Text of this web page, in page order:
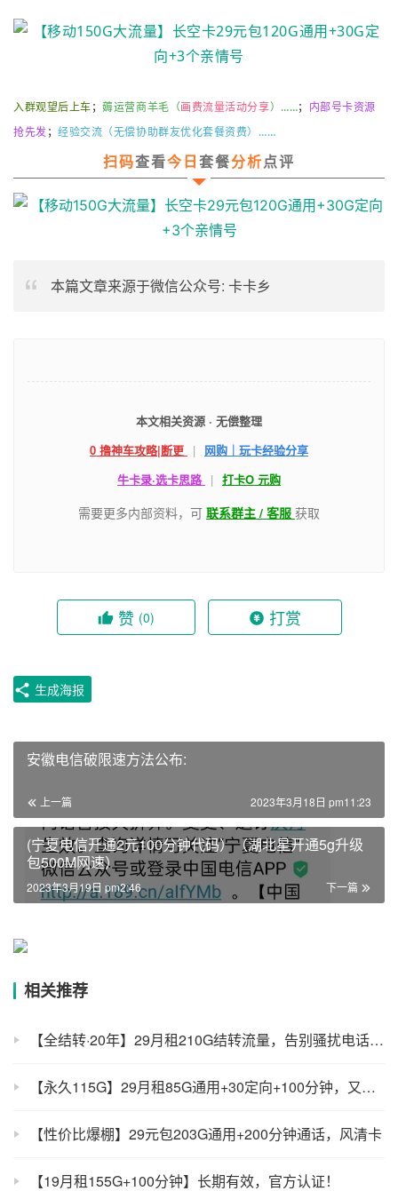
入群观望后上车；薅运营商羊毛（画费流量活动分享）……； 内部号卡资源
抢先发；经验交流 （无偿协助群友优化套餐资费）……
扫码查看今日套餐分析点评
本篇文章来源于微信公众号: 卡卡乡
本文相关资源 · 无偿整理
0 撸神车攻略|断更 |
网购｜玩卡经验分享
牛卡录·选卡思路 | 打卡O 元购
需要更多内部资料，可 联系群主 / 客服 获取
赞 (0) 打赏
生成海报
安徽电信破限速方法公布:
上一篇 2023年3月18日 pm11:23
(宁夏电信开通2元100分钟代码）（湖北星开通5g升级
包500M网速）
下一篇
2023年3月19日 pm2:46
相关推荐
【全结转·20年】29月租210G结转流量，告别骚扰电话，每月还可-6月租！
【永久115G】29月租85G通用+30定向+100分钟，又一个长期套餐
【性价比爆棚】29元包203G通用+200分钟通话，风清卡
【19月租155G+100分钟】长期有效，官方认证！